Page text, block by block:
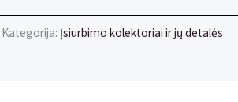
Kategorija: Įsiurbimo kolektoriai ir jų detalės